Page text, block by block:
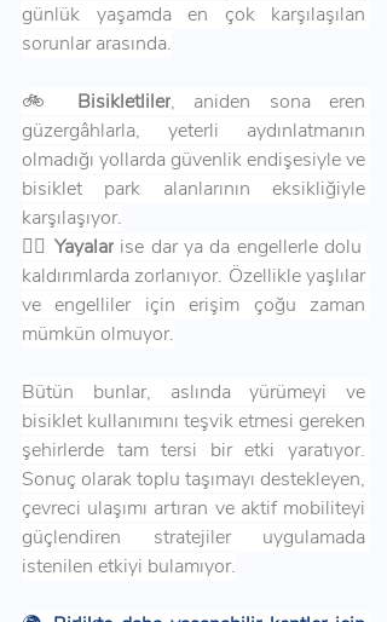
günlük yaşamda en çok karşılaşılan
sorunlar arasında.
🚲 Bisikletliler, aniden sona eren
güzergâhlarla, yeterli aydınlatmanın
olmadığı yollarda güvenlik endişesiyle ve
bisiklet park alanlarının eksikliğiyle
karşılaşıyor.
🚶‍♀️ Yayalar ise dar ya da engellerle dolu
kaldırımlarda zorlanıyor. Özellikle yaşlılar
ve engelliler için erişim çoğu zaman
mümkün olmuyor.
Bütün bunlar, aslında yürümeyi ve
bisiklet kullanımını teşvik etmesi gereken
şehirlerde tam tersi bir etki yaratıyor.
Sonuç olarak toplu taşımayı destekleyen,
çevreci ulaşımı artıran ve aktif mobiliteyi
güçlendiren stratejiler uygulamada
istenilen etkiyi bulamıyor.